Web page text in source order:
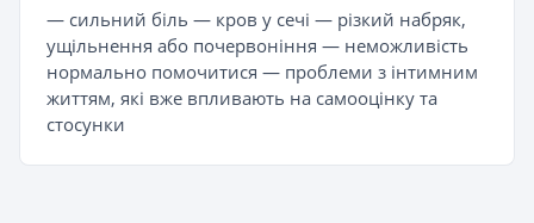
— сильний біль — кров у сечі — різкий набряк,
ущільнення або почервоніння — неможливість
нормально помочитися — проблеми з інтимним
життям, які вже впливають на самооцінку та
стосунки